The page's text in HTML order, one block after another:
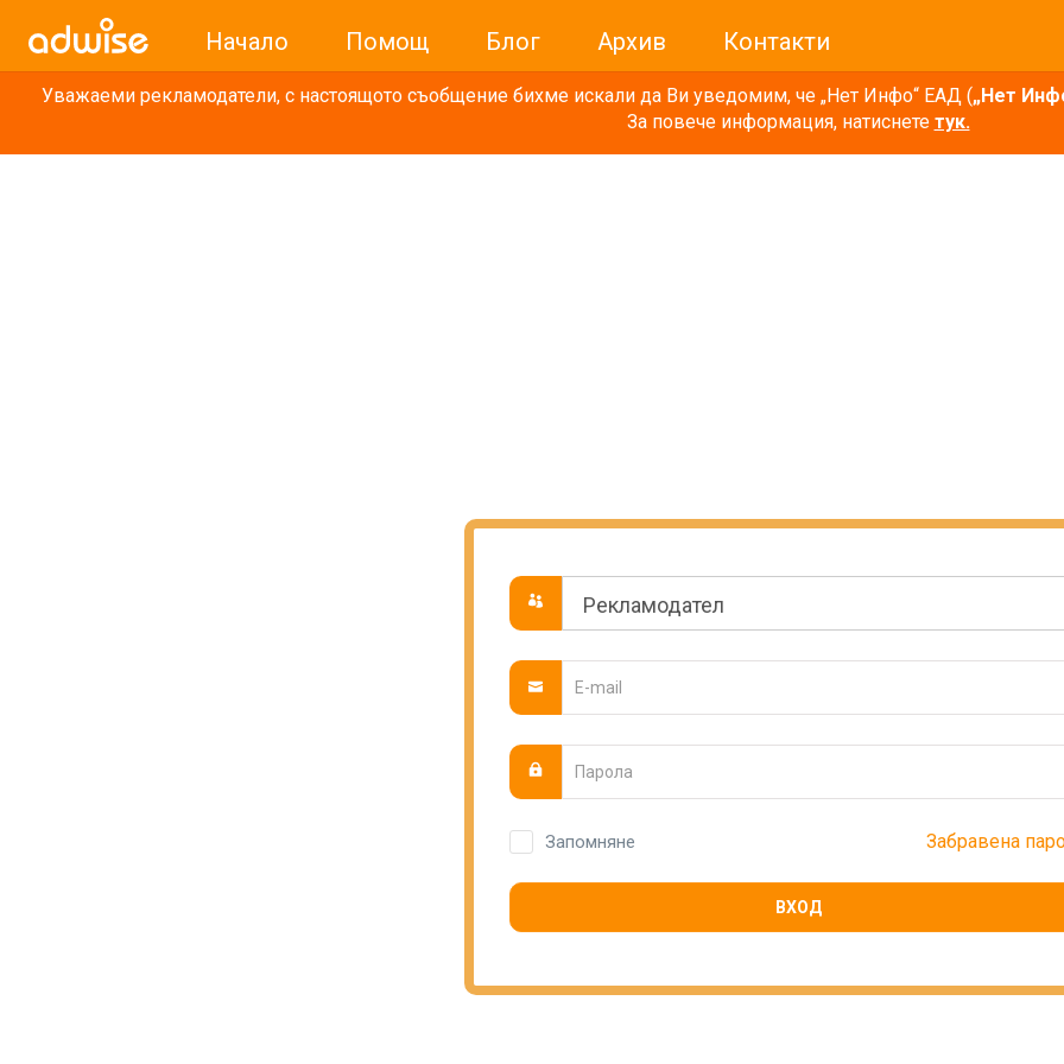
Начало Помощ Блог Архив Контакти
Уважаеми рекламодатели, с настоящото съобщение бихме искали да Ви уведомим, че „Нет Инфо“ ЕАД („Нет
За повече информация, натиснете тук.
Запомняне Забравена
ВХОД